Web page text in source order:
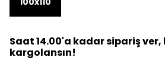
Saat 14.00'a kadar sipariş ver,
kargolansın!